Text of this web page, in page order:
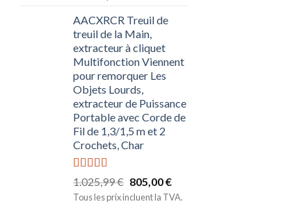
AACXRCR Treuil de
treuil de la Main,
extracteur à cliquet
Multifonction Viennent
pour remorquer Les
Objets Lourds,
extracteur de Puissance
Portable avec Corde de
Fil de 1,3/1,5 m et 2
Crochets, Char
Note5.00
1.025,99€ 805,00€
Tous les prix incluent la TVA.